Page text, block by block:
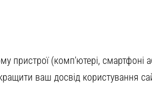
пристрої (комп'ютері, смартфоні
ваш досвід користування